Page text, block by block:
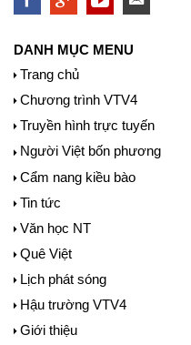
DANH MỤC MENU
Trang chủ
Chương trình VTV4
Truyền hình trực tuyến
Người Việt bốn phương
Cẩm nang kiều bào
Tin tức
Văn học NT
Quê Việt
Lịch phát sóng
Hậu trường VTV4
Giới thiệu